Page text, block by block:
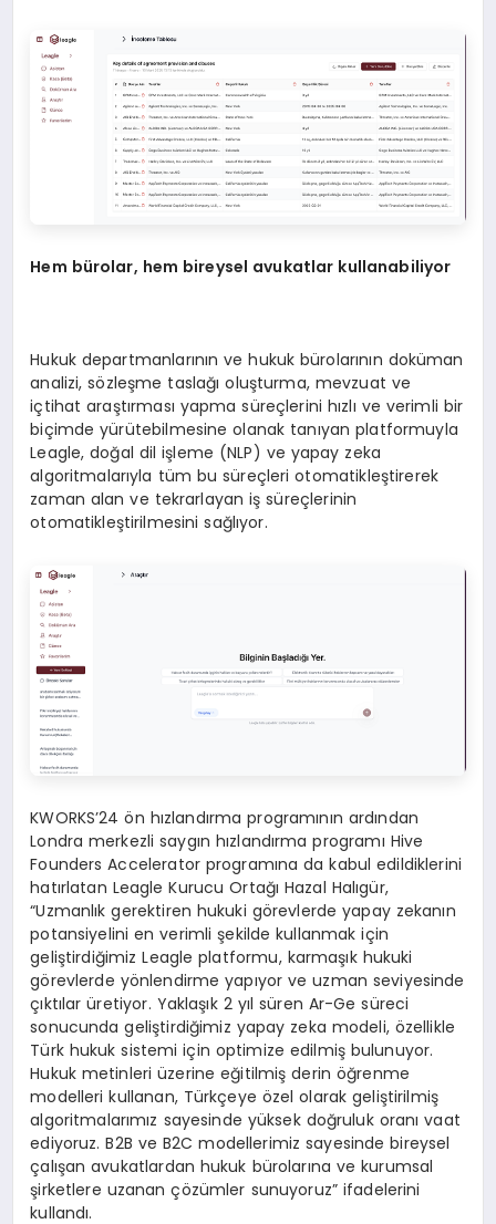
Hem bürolar, hem bireysel avukatlar kullanabiliyor
Hukuk departmanlarının ve hukuk bürolarının doküman
analizi, sözleşme taslağı oluşturma, mevzuat ve
içtihat araştırması yapma süreçlerini hızlı ve verimli bir
biçimde yürütebilmesine olanak tanıyan platformuyla
Leagle, doğal dil işleme (NLP) ve yapay zeka
algoritmalarıyla tüm bu süreçleri otomatikleştirerek
zaman alan ve tekrarlayan iş süreçlerinin
otomatikleştirilmesini sağlıyor.
KWORKS’24 ön hızlandırma programının ardından
Londra merkezli saygın hızlandırma programı Hive
Founders Accelerator programına da kabul edildiklerini
hatırlatan Leagle Kurucu Ortağı Hazal Halıgür,
“Uzmanlık gerektiren hukuki görevlerde yapay zekanın
potansiyelini en verimli şekilde kullanmak için
geliştirdiğimiz Leagle platformu, karmaşık hukuki
görevlerde yönlendirme yapıyor ve uzman seviyesinde
çıktılar üretiyor. Yaklaşık 2 yıl süren Ar-Ge süreci
sonucunda geliştirdiğimiz yapay zeka modeli, özellikle
Türk hukuk sistemi için optimize edilmiş bulunuyor.
Hukuk metinleri üzerine eğitilmiş derin öğrenme
modelleri kullanan, Türkçeye özel olarak geliştirilmiş
algoritmalarımız sayesinde yüksek doğruluk oranı vaat
ediyoruz. B2B ve B2C modellerimiz sayesinde bireysel
çalışan avukatlardan hukuk bürolarına ve kurumsal
şirketlere uzanan çözümler sunuyoruz” ifadelerini
kullandı.